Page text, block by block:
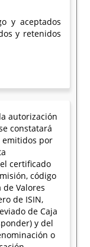
y aceptados
y retenidos
autorización
constatará
emitidos por
certificado
código
Valores
de ISIN,
de Caja
y del
o